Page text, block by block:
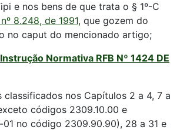
e nos bens de que trata o § 1º-C
8.248, de 1991, que gozem do
no caput do mencionado artigo;
Instrução Normativa RFB Nº 1424 DE
classificados nos Capítulos 2 a 4, 7 a
códigos 2309.10.00 e
no código 2309.90.90), 28 a 31 e